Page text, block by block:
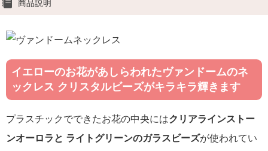
商品説明
イエローのお花があしらわれたヴァンドームのネ
ックレス クリスタルビーズがキラキラ輝きます
プラスチックでできたお花の中央にはクリアラインストー
ンオーロラと ライトグリーンのガラスビーズが使われてい